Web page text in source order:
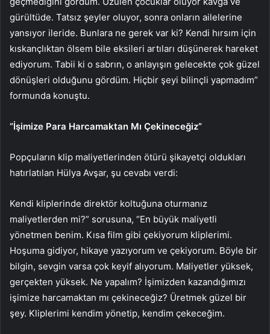
gürültüde. Tatsız şeyler oluyor, sonra onların ailelerine
yansıyor ileride. Bunlara ne gerek var ki? Kendi hırsım için
kıskançlıktan ölsem bile eksileri artıları düşünerek hareket
ediyorum. Tabii ki o sabrın, o anlayışın gelecekte çok güzel
dönüşleri olduğunu gördüm. Hiçbir şeyi bilinçli yapmadım”
formunda konuştu.
“İşimize Para Harcamaktan Mı Çekineceğiz”
Popçuların klip maliyetlerinden ötürü şikayetçi oldukları
hatırlatılan Hülya Avşar, şu cevabı verdi:
Kendi kliplerinde direktör koltuğuna oturmanız
maliyetlerden mi?” sorusuna, “En büyük maliyetli
yönetmen benim. Kısa film gibi çekiyorum kliplerimi.
Hoşuma gidiyor, hikaye yazıyorum ve çekiyorum. Böyle bir
bilgin, sevgin varsa çok keyif alıyorum. Maliyetler yüksek,
gerçekten yüksek. Ne yapalım? İşimizden kazandığımızı
işimize harcamaktan mı çekineceğiz? Üretmek güzel bir
şey. Kliplerimi kendim yönetip, kendim çekeceğim.